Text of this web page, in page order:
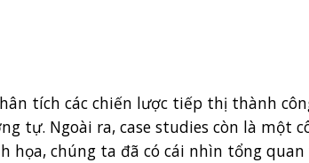
tích các chiến lược tiếp thị thành
tự. Ngoài ra, case studies còn là một
chúng ta đã có cái nhìn tổng